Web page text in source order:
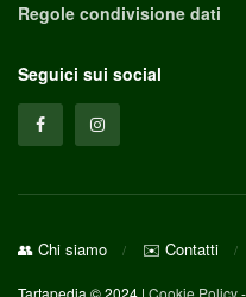
Regole condivisione dati
Seguici sui social
👥 Chi siamo ✉️ Contatti
Tartapedia © 2024 | Cookie Policy-